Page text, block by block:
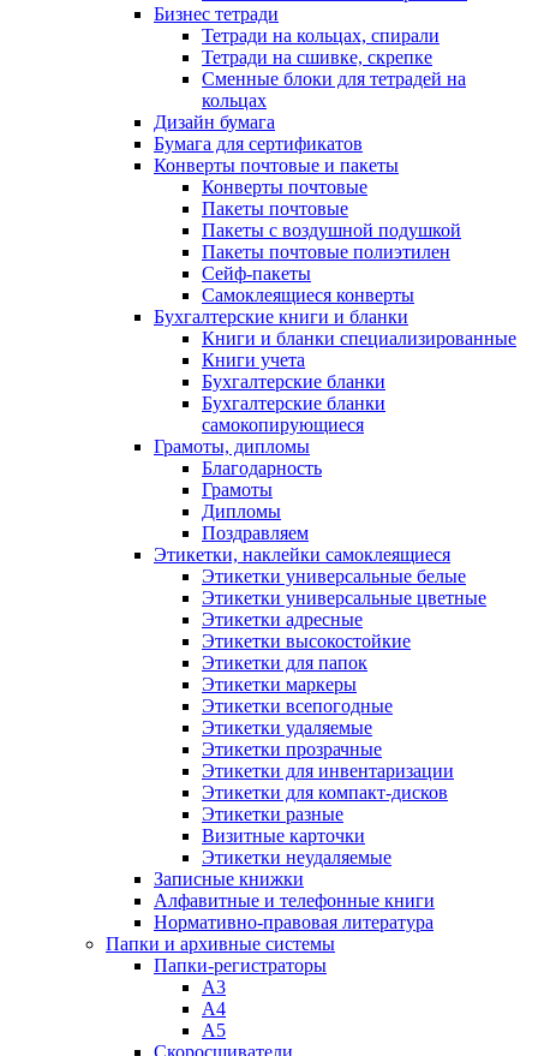
Бизнес тетради
Тетради на кольцах, спирали
Тетради на сшивке, скрепке
Сменные блоки для тетрадей на
кольцах
Дизайн бумага
Бумага для сертификатов
Конверты почтовые и пакеты
Конверты почтовые
Пакеты почтовые
Пакеты с воздушной подушкой
Пакеты почтовые полиэтилен
Сейф-пакеты
Самоклеящиеся конверты
Бухгалтерские книги и бланки
Книги и бланки специализированные
Книги учета
Бухгалтерские бланки
Бухгалтерские бланки
самокопирующиеся
Грамоты, дипломы
Благодарность
Грамоты
Дипломы
Поздравляем
Этикетки, наклейки самоклеящиеся
Этикетки универсальные белые
Этикетки универсальные цветные
Этикетки адресные
Этикетки высокостойкие
Этикетки для папок
Этикетки маркеры
Этикетки всепогодные
Этикетки удаляемые
Этикетки прозрачные
Этикетки для инвентаризации
Этикетки для компакт-дисков
Этикетки разные
Визитные карточки
Этикетки неудаляемые
Записные книжки
Алфавитные и телефонные книги
Нормативно-правовая литература
Папки и архивные системы
Папки-регистраторы
А3
А4
А5